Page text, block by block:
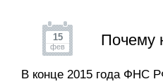
15
фев Почему
В конце 2015 года ФНС